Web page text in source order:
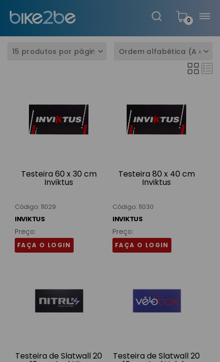
0
Testeira 60 x 30 cm
Inviktus
Código: 11029
INVIKTUS
Preço:
FAÇA O LOGIN
Testeira 80 x 40 cm
Inviktus
Código: 11030
INVIKTUS
Preço:
FAÇA O LOGIN
Testeira de Slatwall 20 Testeira de Slatwall 20